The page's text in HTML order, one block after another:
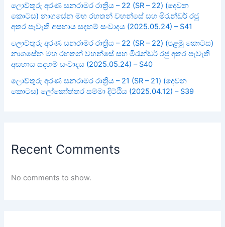
ලොව්තුරු අරණ සනරාමර රාත්‍රිය – 22 (SR – 22) (දෙවන
කොටස) නාගසේන මහ රහතන් වහන්සේ සහ මිරැන්ඩර් රජු
අතර පැවැති අසහාය සදහම් සංවාදය (2025.05.24) – S41
ලොව්තුරු අරණ සනරාමර රාත්‍රිය – 22 (SR – 22) (පළමු කොටස)
නාගසේන මහ රහතන් වහන්සේ සහ මිරැන්ඩර් රජු අතර පැවැති
අසහාය සදහම් සංවාදය (2025.05.24) – S40
ලොව්තුරු අරණ සනරාමර රාත්‍රිය – 21 (SR – 21) (දෙවන
කොටස) ලෝකෝත්තර සම්මා දිට්ඨිය (2025.04.12) – S39
Recent Comments
No comments to show.